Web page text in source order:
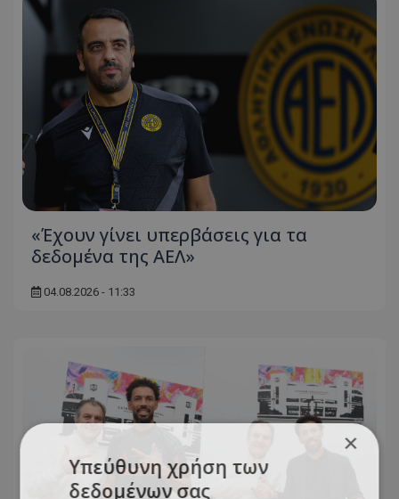
«Έχουν γίνει υπερβάσεις για τα
δεδομένα της ΑΕΛ»
04.08.2026 - 11:33
×
Υπεύθυνη χρήση των
δεδομένων σας